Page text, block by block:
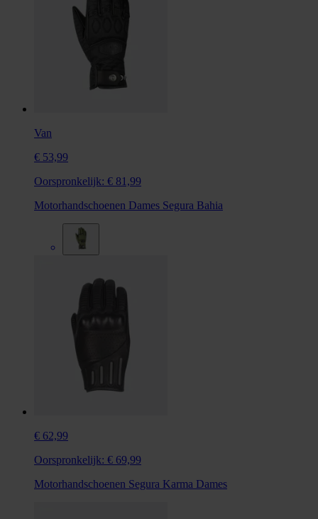
Van
€ 53,99
Oorspronkelijk: € 81,99
Motorhandschoenen Dames Segura Bahia
€ 62,99
Oorspronkelijk: € 69,99
Motorhandschoenen Segura Karma Dames